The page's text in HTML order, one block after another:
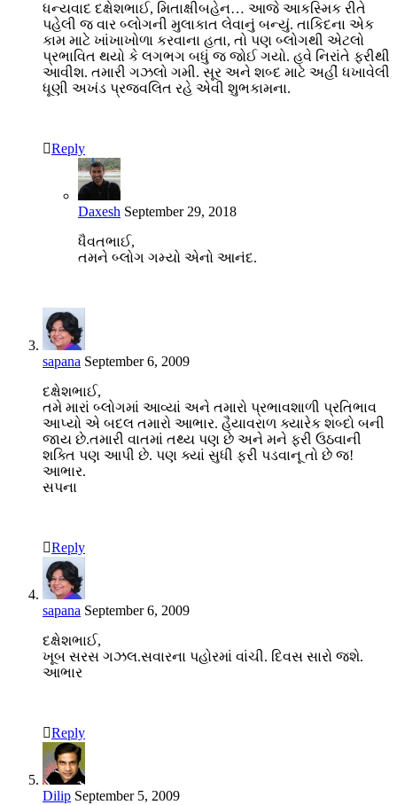
ધન્યવાદ દક્ષેશભાઈ, મિતાક્ષીબહેન… આજે આકસ્મિક રીતે
પહેલી જ વાર બ્લોગની મુલાકાત લેવાનું બન્યું. તાકિદના એક
કામ માટે ખાંખાખોળા કરવાના હતા, તો પણ બ્લોગથી એટલો
પ્રભાવિત થયો કે લગભગ બધું જ જોઈ ગયો. હવે નિરાંતે ફરીથી
આવીશ. તમારી ગઝલો ગમી. સૂર અને શબ્દ માટે અહીં ધખાવેલી
ધૂણી અખંડ પ્રજ્વલિત રહે એવી શુભકામના.
Reply
Daxesh September 29, 2018
ધૈવતભાઈ,
તમને બ્લોગ ગમ્યો એનો આનંદ.
sapana September 6, 2009
દક્ષેશભાઈ,
તમે મારાં બ્લોગમાં આવ્યાં અને તમારો પ્રભાવશાળી પ્રતિભાવ
આપ્યો એ બદલ તમારો આભાર. હૈયાવરાળ ક્યારેક શબ્દો બની
જાય છે.તમારી વાતમાં તથ્ય પણ છે અને મને ફરી ઉઠવાની
શક્તિ પણ આપી છે. પણ ક્યાં સુધી ફરી પડવાનૂ તો છે જ!
આભાર.
સપના
Reply
sapana September 6, 2009
દક્ષેશભાઈ,
ખૂબ સરસ ગઝલ.સવારના પહોરમાં વાંચી. દિવસ સારો જશે.
આભાર
Reply
Dilip September 5, 2009